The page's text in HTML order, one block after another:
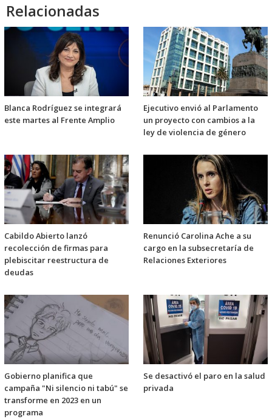
Relacionadas
Blanca Rodríguez se integrará
este martes al Frente Amplio
Ejecutivo envió al Parlamento
un proyecto con cambios a la
ley de violencia de género
Cabildo Abierto lanzó
recolección de firmas para
plebiscitar reestructura de
deudas
Renunció Carolina Ache a su
cargo en la subsecretaría de
Relaciones Exteriores
Gobierno planifica que
campaña "Ni silencio ni tabú" se
transforme en 2023 en un
programa
Se desactivó el paro en la salud
privada